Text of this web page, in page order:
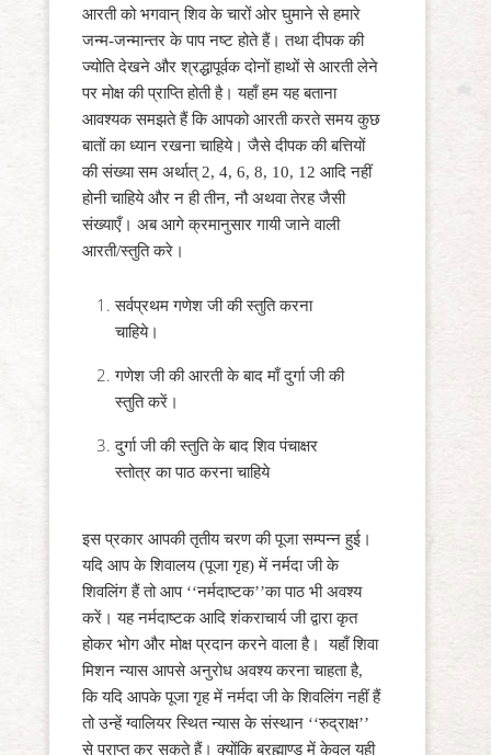
आरती को भगवान् शिव के चारों ओर घुमाने से हमारे
जन्म-जन्मान्तर के पाप नष्ट होते हैं। तथा दीपक की
ज्योति देखने और श्रद्धापूर्वक दोनों हाथों से आरती लेने
पर मोक्ष की प्राप्ति होती है। यहाँ हम यह बताना
आवश्यक समझते हैं कि आपको आरती करते समय कुछ
बातों का ध्यान रखना चाहिये। जैसे दीपक की बत्तियों
की संख्या सम अर्थात् 2, 4, 6, 8, 10, 12 आदि नहीं
होनी चाहिये और न ही तीन, नौ अथवा तेरह जैसी
संख्याएँ। अब आगे क्रमानुसार गायी जाने वाली
आरती/स्तुति करे।
सर्वप्रथम गणेश जी की स्तुति करना
चाहिये।
गणेश जी की आरती के बाद माँ दुर्गा जी की
स्तुति करें।
दुर्गा जी की स्तुति के बाद शिव पंचाक्षर
स्तोत्र का पाठ करना चाहिये
इस प्रकार आपकी तृतीय चरण की पूजा सम्पन्न हुई।
यदि आप के शिवालय (पूजा गृह) में नर्मदा जी के
शिवलिंग हैं तो आप ‘‘नर्मदाष्टक’’का पाठ भी अवश्य
करें। यह नर्मदाष्टक आदि शंकराचार्य जी द्वारा कृत
होकर भोग और मोक्ष प्रदान करने वाला है। यहाँ शिवा
मिशन न्यास आपसे अनुरोध अवश्य करना चाहता है,
कि यदि आपके पूजा गृह में नर्मदा जी के शिवलिंग नहीं हैं
तो उन्हें ग्वालियर स्थित न्यास के संस्थान ‘‘रुद्राक्ष’’
से प्राप्त कर सकते हैं। क्योंकि ब्रह्माण्ड में केवल यही